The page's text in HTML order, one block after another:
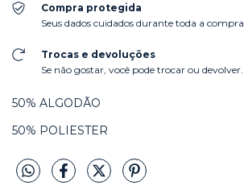
Compra protegida
Seus dados cuidados durante toda a compra.
Trocas e devoluções
Se não gostar, você pode trocar ou devolver.
50% ALGODÃO
50% POLIESTER